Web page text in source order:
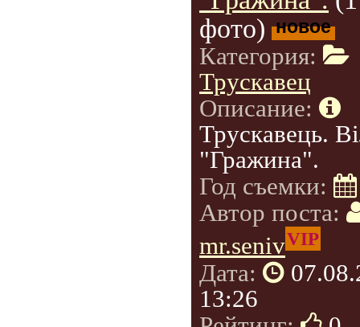
фото) новое
Категория:
Трускавец
Описание:
Трускавець.
"Гражина".
Год съемки:
Автор поста:
mr.senivVIP
Дата:
13:26